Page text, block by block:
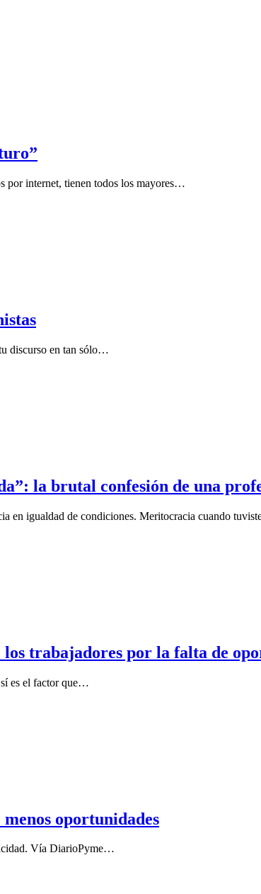
por internet, tienen todos los mayores…
discurso en tan sólo…
la brutal confesión de una
en igualdad de condiciones. Meritocracia cuando
trabajadores por la falta de
sí es el factor que…
oportunidades
Vía DiarioPyme…